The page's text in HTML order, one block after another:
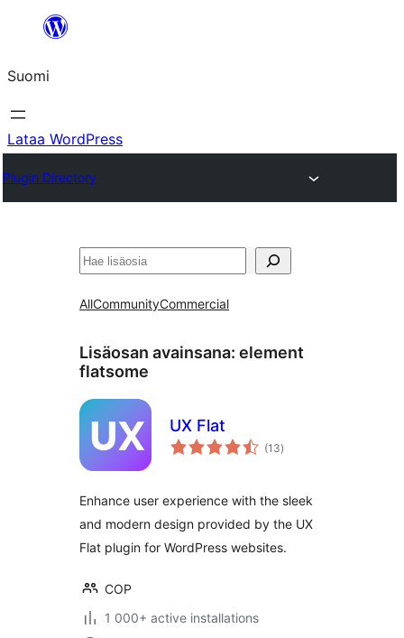
Suomi
Lataa WordPress
Plugin Directory
Etsi
AllCommunityCommercial
Lisäosan avainsana: element
flatsome
UX Flat
(13arvosanat
yhteensä
)
Enhance user experience with the sleek
and modern design provided by the UX
Flat plugin for WordPress websites.
COP
1 000+ active installations